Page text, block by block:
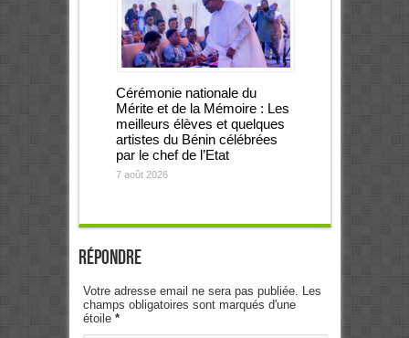
Cérémonie nationale du
Mérite et de la Mémoire : Les
meilleurs élèves et quelques
artistes du Bénin célébrées
par le chef de l’Etat
7 août 2026
Répondre
Votre adresse email ne sera pas publiée. Les
champs obligatoires sont marqués d'une
étoile *